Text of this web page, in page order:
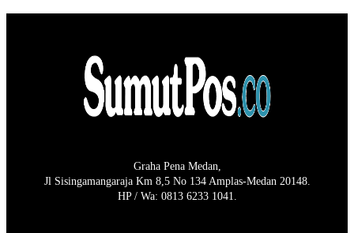
Graha Pena Medan,
Jl Sisingamangaraja Km 8,5 No 134 Amplas-Medan 20148.
HP / Wa: 0813 6233 1041.